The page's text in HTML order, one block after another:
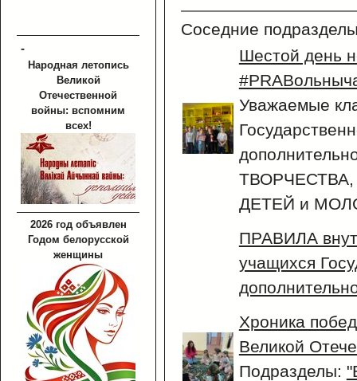
-
Народная летопись
Великой
Отечественной
войны: вспомним
всех!
2026 год объявлен
Годом белорусской
женщины
Соседние
Шестой день
Уважаемые
ДЕТЕЙ и
ПРАВИЛА
учащихся
Хроника
Великой
Подразделы: